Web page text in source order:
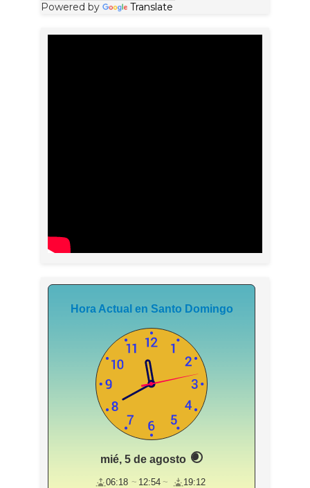
Powered by Translate
Hora Actual en Santo Domingo
mié, 5 de agosto
06:18 12:54 19:12